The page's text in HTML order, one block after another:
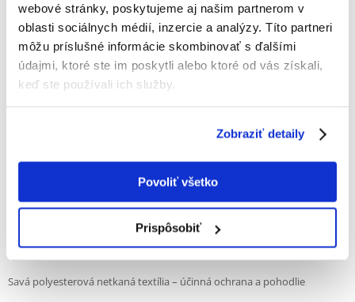
webové stránky, poskytujeme aj našim partnerom v
oblasti sociálnych médií, inzercie a analýzy. Títo partneri
môžu príslušné informácie skombinovať s ďalšími
údajmi, ktoré ste im poskytli alebo ktoré od vás získali,
keď ste používali ich služby.
Zobraziť detaily
Povoliť všetko
Prispôsobiť
Mimoriadne praktické a pohodlné používanie nohavičkových
vložiek.
Vložky TRIXIE sú praktickým doplnkom ochranných nohavičiek pre psov
a zaisťujú maximálne pohodlie a hygienu počas obdobia hárania,
nohavičky TRIXIE a ich výmena je rýchla a jednoduchá. Kompaktné
balenie obsahuje 10 kusov, čo umožňuje dlhšie používanie bez nutnosti
Univerzálne - pasujú na všetky ochranné nohavičky TRIXIE
Savá polyesterová netkaná textília – účinná ochrana a pohodlie